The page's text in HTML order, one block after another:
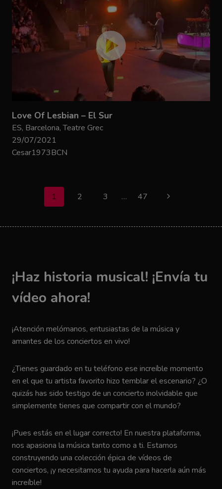
Love Of Lesbian – El Sur
ES, Barcelona, Teatre Grec
29/07/2021
Cesar1973BCN
Navegación
1 2 3 … 47
Siguiente
¡Haz historia musical! ¡Envía tu
vídeo ahora!
¡Atención melómanos, entusiastas de la música y
amantes de los conciertos en vivo!
¿Tienes guardado en tu teléfono ese increíble momento
en el que tu artista favorito hizo temblar el escenario? ¿O
quizás has sido testigo de un concierto inolvidable que
simplemente tienes que compartir con el mundo?
¡Pues estás en el lugar correcto! En nuestra plataforma,
nos apasiona la música tanto como a ti. Estamos
construyendo una colección épica de vídeos de
conciertos, ¡y necesitamos tu ayuda para hacerla aún más
increíble!